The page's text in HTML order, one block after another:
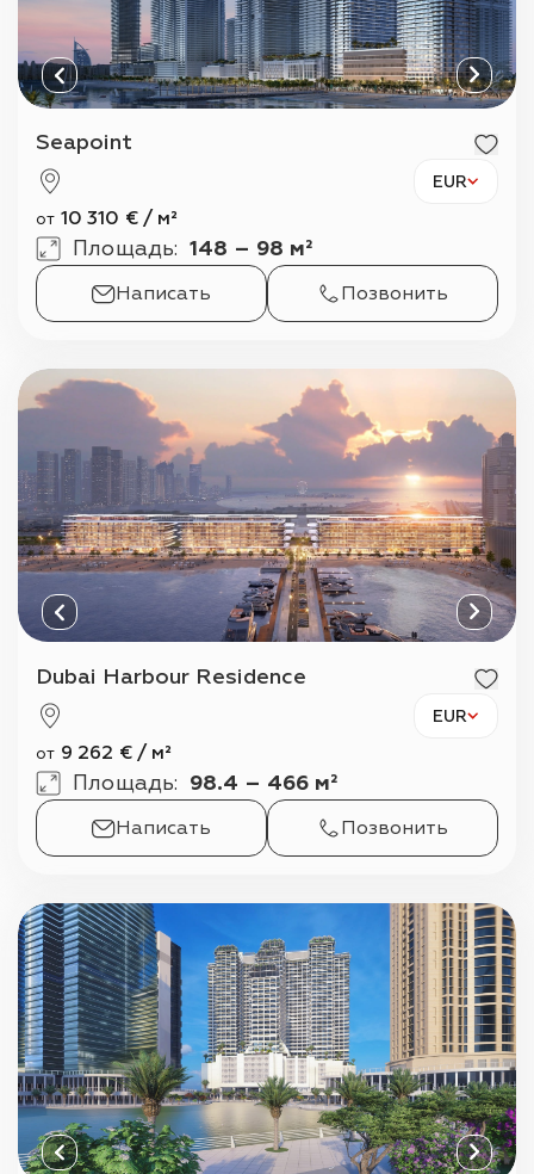
Seapoint
EUR
от 10 310 € / м²
Площадь: 148 – 98 м²
Написать Позвонить
Dubai Harbour Residence
EUR
от 9 262 € / м²
Площадь: 98.4 – 466 м²
Написать Позвонить